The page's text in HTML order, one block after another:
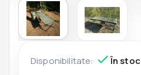
Disponibilitate: În stoc